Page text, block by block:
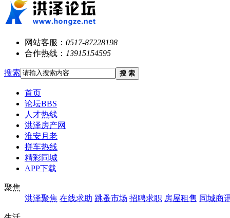
网站客服： 0517-87228198
合作热线： 13915154595
搜索 搜 索
首页
论坛BBS
人才热线
洪泽房产网
淮安月老
拼车热线
精彩同城
APP下载
聚焦
洪泽聚焦 在线求助 跳蚤市场 招聘求职 房屋租售 同城商